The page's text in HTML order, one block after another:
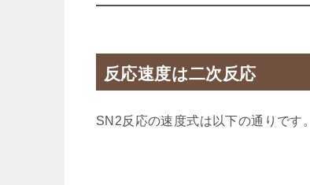
反応速度は二次反応
SN2反応の速度式は以下の通りです。